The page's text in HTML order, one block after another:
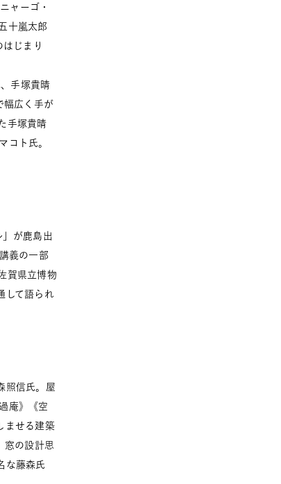
ャーゴ・
十嵐太郎
じまり
手塚貴晴
幅広く手が
手塚貴晴
コト氏。
が鹿島出
義の一部
賀県立博物
して語られ
照信氏。屋
庵》《空
ませる建築
窓の設計思
な藤森氏